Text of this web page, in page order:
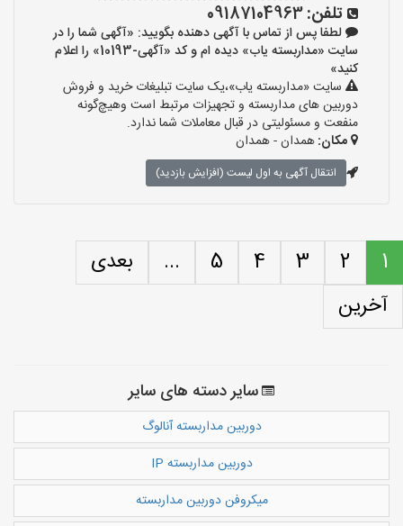
تلفن:09187104963
لطفا پس از تماس با آگهی دهنده بگویید: «آگهی شما را در
سایت «مداربسته یاب» دیده ام و کد «آگهی-10193» را اعلام
کنید»
سایت «مداربسته یاب»،یک سایت تبلیغات خرید و فروش
دوربین های مداربسته و تجهیزات مرتبط است وهیچ‌گونه
منفعت و مسئولیتی در قبال معاملات شما ندارد.
مکان:همدان - همدان
انتقال آگهی به اول لیست (افزایش بازدید)
1
2
3
4
5
...
بعدی
آخرین
سایر دسته های سایر
دوربین مداربسته آنالوگ
دوربین مداربسته IP
میکروفن دوربین مداربسته